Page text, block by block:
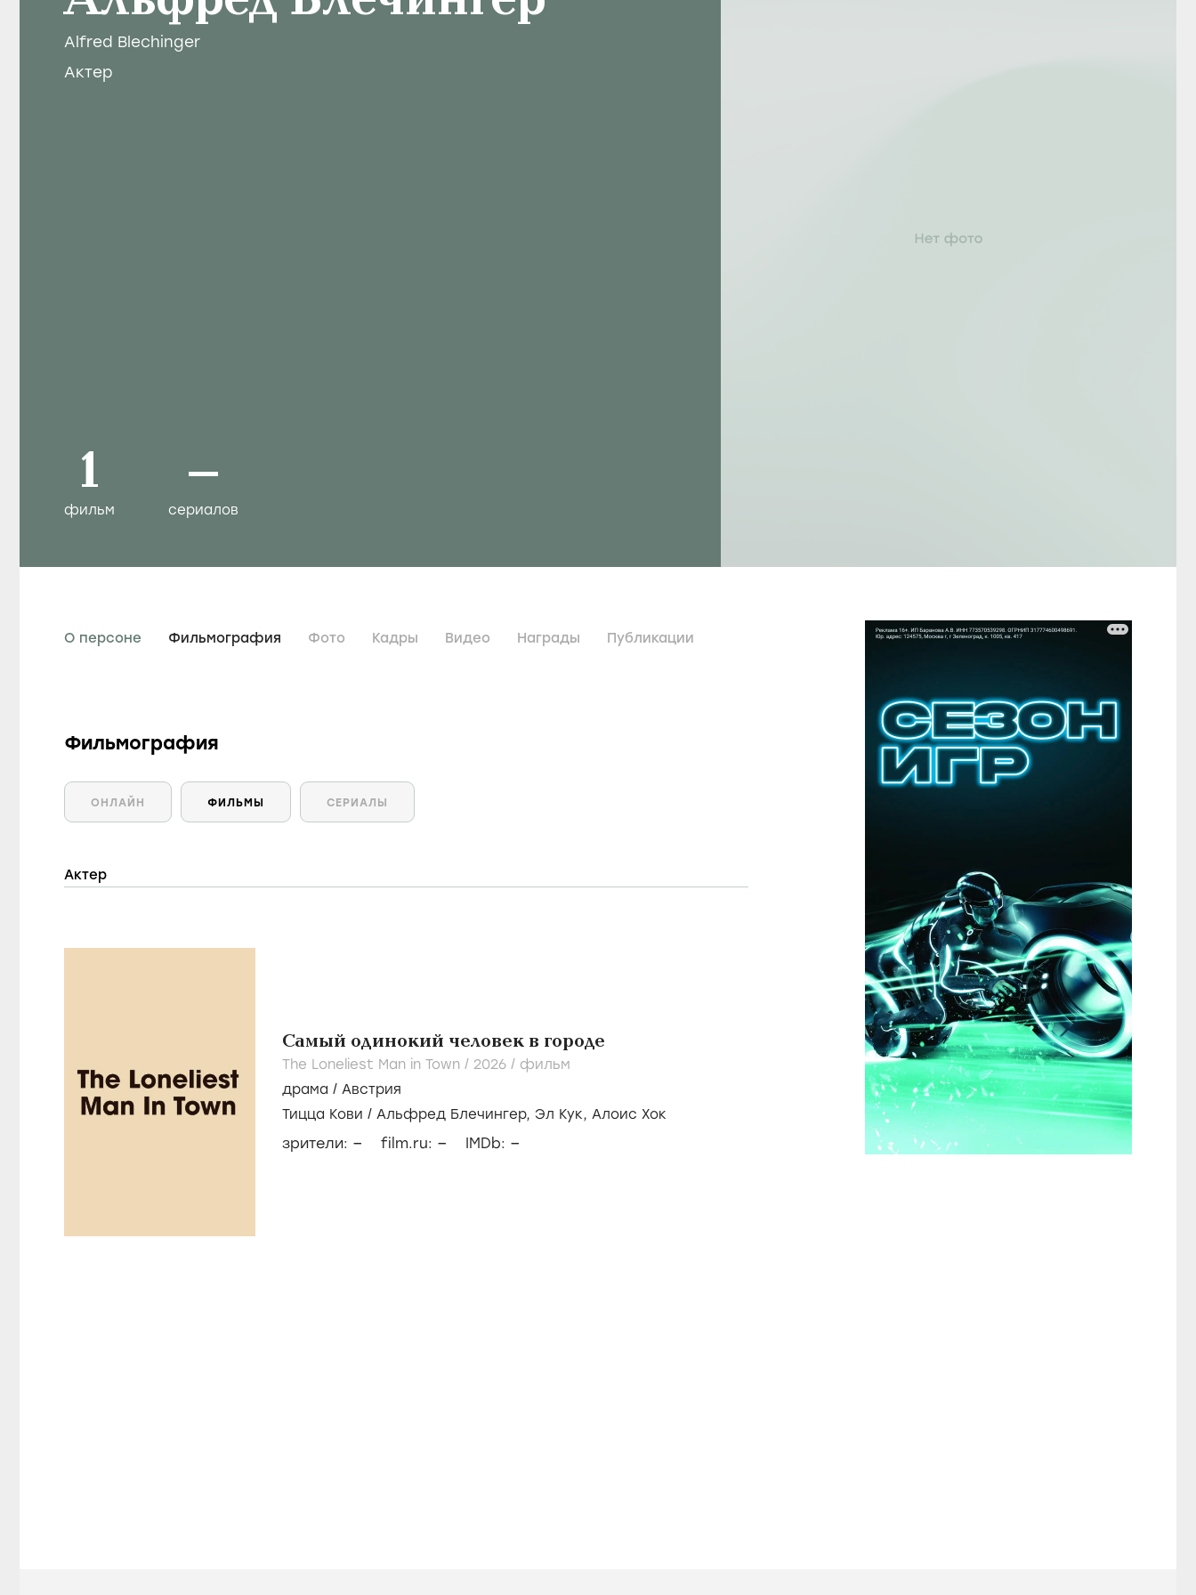
Alfred Blechinger
Актер
1
фильм
–
сериалов
О персоне Фильмография Фото Кадры Видео Награды Публикации
Фильмография
ОНЛАЙН ФИЛЬМЫ СЕРИАЛЫ
Актер
Самый одинокий человек в городе
The Loneliest Man in Town / 2026 / фильм
драма / Австрия
Тицца Кови / Альфред Блечингер, Эл Кук, Алоис Хок
зрители: – film.ru: – IMDb: –